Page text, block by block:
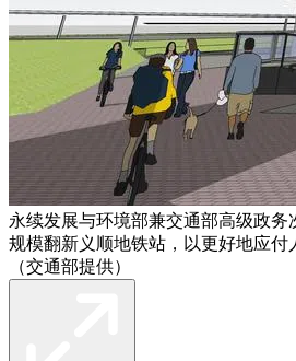
永续发展与环境部兼交通部高级政务
规模翻新义顺地铁站，以更好地应付
（交通部提供）